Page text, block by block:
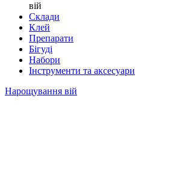
вій
Склади
Клей
Препарати
Бігуді
Набори
Інструменти та аксесуари
Нарощування вій